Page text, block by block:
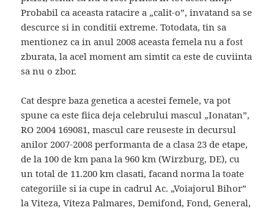
Probabil ca aceasta ratacire a „calit-o”, invatand sa se
descurce si in conditii extreme. Totodata, tin sa
mentionez ca in anul 2008 aceasta femela nu a fost
zburata, la acel moment am simtit ca este de cuviinta
sa nu o zbor.
Cat despre baza genetica a acestei femele, va pot
spune ca este fiica deja celebrului mascul „Ionatan”,
RO 2004 169081, mascul care reuseste in decursul
anilor 2007-2008 performanta de a clasa 23 de etape,
de la 100 de km pana la 960 km (Wirzburg, DE), cu
un total de 11.200 km clasati, facand norma la toate
categoriile si ia cupe in cadrul Ac. „Voiajorul Bihor”
la Viteza, Viteza Palmares, Demifond, Fond, General,